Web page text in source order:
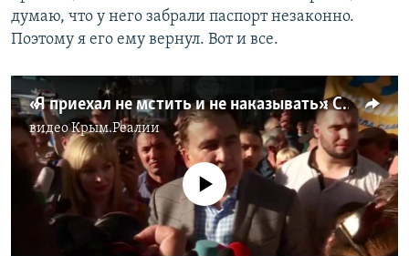
думаю, что у него забрали паспорт незаконно.
Поэтому я его ему вернул. Вот и все.
«Я приехал не мстить и не наказывать»: Саакашвили вернулся в Украину (видео)
видеоКрым.Реалии
No media source currently available